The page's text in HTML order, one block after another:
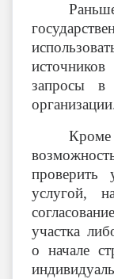
запросы в
проверить
услугой,
участка
о начале